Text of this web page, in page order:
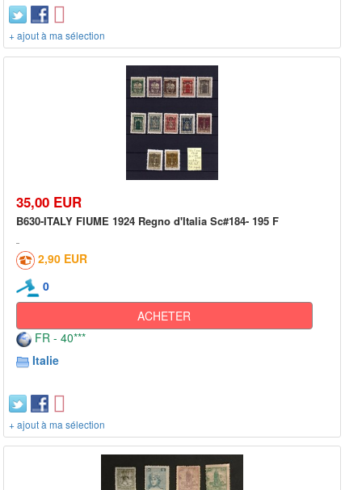
+ ajout à ma sélection
35,00 EUR
B630-ITALY FIUME 1924 Regno d'Italia Sc#184- 195 F
2,90 EUR
0
ACHETER
FR - 40***
Italie
+ ajout à ma sélection